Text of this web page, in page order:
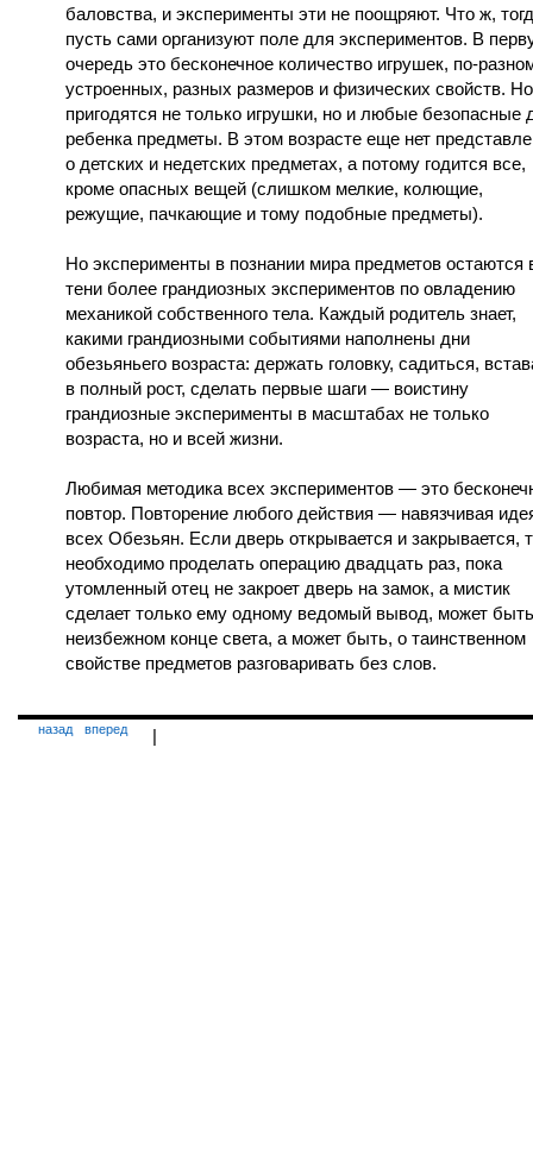
баловства, и эксперименты эти не поощряют. Что ж,
пусть сами организуют поле для экспериментов. В
очередь это бесконечное количество игрушек, по-
устроенных, разных размеров и физических свойств. Но
пригодятся не только игрушки, но и любые безопасные
ребенка предметы. В этом возрасте еще нет
о детских и недетских предметах, а потому годится все,
кроме опасных вещей (слишком мелкие, колющие,
режущие, пачкающие и тому подобные предметы).
Но эксперименты в познании мира предметов остаются
тени более грандиозных экспериментов по овладению
механикой собственного тела. Каждый родитель знает,
какими грандиозными событиями наполнены дни
обезьяньего возраста: держать головку, садиться,
в полный рост, сделать первые шаги — воистину
грандиозные эксперименты в масштабах не только
возраста, но и всей жизни.
Любимая методика всех экспериментов — это
повтор. Повторение любого действия — навязчивая
всех Обезьян. Если дверь открывается и закрывается,
необходимо проделать операцию двадцать раз, пока
утомленный отец не закроет дверь на замок, а мистик
сделает только ему одному ведомый вывод, может
неизбежном конце света, а может быть, о таинственном
свойстве предметов разговаривать без слов.
назад |
вперед